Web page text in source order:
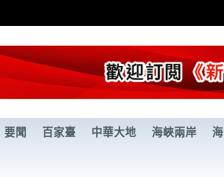
要聞 百家臺 中華大地 海峽兩岸